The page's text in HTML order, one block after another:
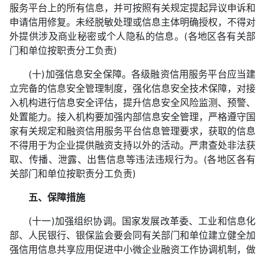
服务平台上的所有信息，并可按照有关规定提起异议申诉和
申请信用修复。未经脱敏处理或信息主体明确授权，不得对
外提供涉及商业秘密或个人隐私的信息。(各地区各有关部
门和单位按职责分工负责)
(十)加强信息安全保障。各级融资信用服务平台应当建
立完备的信息安全管理制度，强化信息安全技术保障，对接
入机构进行信息安全评估，提升信息安全风险监测、预警、
处置能力。接入机构要加强内部信息安全管理，严格遵守国
家有关规定和融资信用服务平台信息管理要求，获取的信息
不得用于为企业提供融资支持以外的活动。严肃查处非法获
取、传播、泄露、出售信息等违法违规行为。(各地区各有
关部门和单位按职责分工负责)
五、保障措施
(十一)加强组织协调。国家发展改革委、工业和信息化
部、人民银行、银保监会要会同有关部门和单位建立健全加
强信用信息共享应用促进中小微企业融资工作协调机制，做